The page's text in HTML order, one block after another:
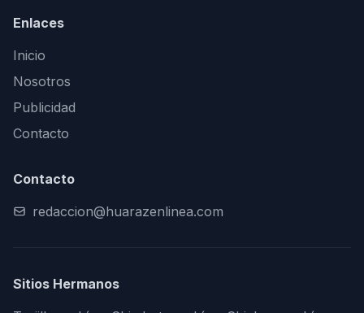
Enlaces
Inicio
Nosotros
Publicidad
Contacto
Contacto
redaccion@huarazenlinea.com
Sitios Hermanos